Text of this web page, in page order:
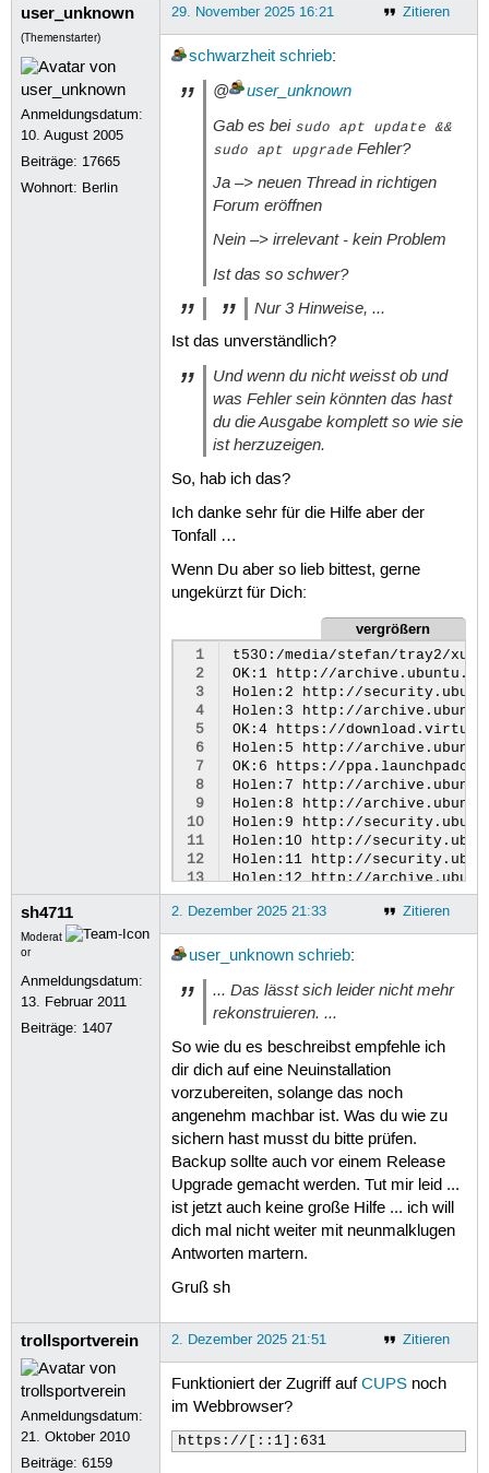
user_unknown
(Themenstarter)
Anmeldungsdatum:
10. August 2005
Beiträge: 17665
Wohnort: Berlin
Zitieren
29. November 2025 16:21
schwarzheit schrieb:
@
user_unknown
Gab es bei sudo apt update &&
sudo apt upgradeFehler?
Ja –> neuen Thread in richtigen
Forum eröffnen
Nein –> irrelevant - kein Problem
Ist das so schwer?
Nur 3 Hinweise, ...
Ist das unverständlich?
Und wenn du nicht weisst ob und
was Fehler sein könnten das hast
du die Ausgabe komplett so wie sie
ist herzuzeigen.
So, hab ich das?
Ich danke sehr für die Hilfe aber der
Tonfall …
Wenn Du aber so lieb bittest, gerne
ungekürzt für Dich:
vergrößern
1
2
3
4
5
6
7
8
9
10
11
12
13
14
15
16
17
19
21
22
23
25
26
27
28
30
31
32
33
35
37
38
39
40
41
42
43
44
t530:/media/stefan/tray2/
OK:1
http://
Holen:2
http://
Holen:3
http://
OK:4
https://
Holen:5
http://
OK:6
https://
Holen:7
http://
Holen:8
http://
Holen:9
http://
Holen:10
http://
Holen:11
http://
Holen:12 http://
Holen:13 http://
Holen:14 http://
Holen:15 http://
Holen:16 http://
Holen:18
http://
Holen:19 http://
Holen:21
http://
Holen:22
http://
Holen:24
http://
Holen:25 http://
Holen:26
http://
Holen:27 http://
Holen:28
http://
Holen:29
http://
Es wurden 13,3 MB in 4 s
Paketlisten werden gelesen…
Abhängigkeitsbaum
Paketlisten werden gelesen…
Abhängigkeitsbaum
wird
Statusinformationen werden
Paketaktualisierung
(Upgrade
folgenden
postgresql-doc-12
Verwenden Sie »sudo apt
Get more security updates
sh4711
Moderat
or
Anmeldungsdatum:
13. Februar 2011
Beiträge: 1407
Zitieren
2. Dezember 2025 21:33
user_unknown schrieb:
... Das lässt sich leider nicht mehr
rekonstruieren. ...
So wie du es beschreibst empfehle ich
dir dich auf eine Neuinstallation
vorzubereiten, solange das noch
angenehm machbar ist. Was du wie zu
sichern hast musst du bitte prüfen.
Backup sollte auch vor einem Release
Upgrade gemacht werden. Tut mir leid ...
ist jetzt auch keine große Hilfe ... ich will
dich mal nicht weiter mit neunmalklugen
Antworten martern.
Gruß sh
trollsportverein
Anmeldungsdatum:
21. Oktober 2010
Beiträge:6159
Zitieren
2. Dezember 2025 21:51
Funktioniert der Zugriff aufCUPSnoch
im Webbrowser?
https://[::1]:631